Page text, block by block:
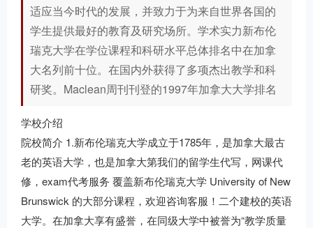
适应当今时代的发展，并致力于为来自世界各国的
学生提供最好的教育及研究场所。学术实力新布伦
瑞克大学在学位课程和科研水平总体排名中在加拿
大名列前十位。在国内外获得了多项杰出教学和科
研奖。Maclean周刊刊登的1997年加拿大大学排名
学校介绍
院校简介 1.新布伦瑞克大学成立于1785年，是加拿大最古
老的英语大学，也是加拿大第我们的留学生代写，网课代
修，exam代考服务 覆盖新布伦瑞克大学 University of New
Brunswick 的大部分课程，欢迎咨询客服！二个建校的英语
大学。在加拿大享有盛誉，在同级大学中被誉为“教学质量